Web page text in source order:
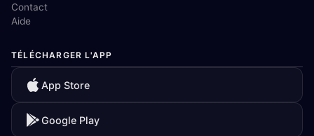
Contact
Aide
TÉLÉCHARGER L'APP
App Store
Google Play